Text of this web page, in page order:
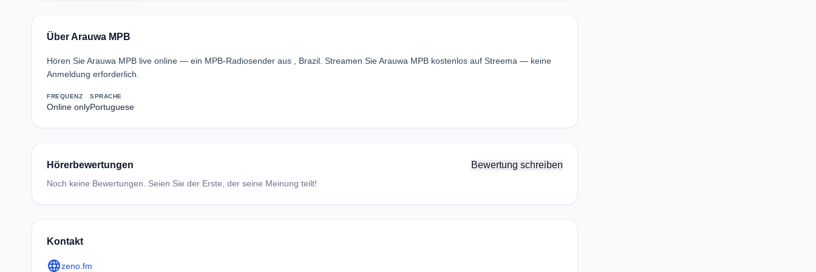
Über Arauwa MPB
Hören Sie Arauwa MPB live online — ein MPB-Radiosender aus , Brazil. Streamen Sie Arauwa MPB kostenlos auf Streema — keine
Anmeldung erforderlich.
FREQUENZ
Online only
SPRACHE
Portuguese
Hörerbewertungen Bewertung schreiben
Noch keine Bewertungen. Seien Sie der Erste, der seine Meinung teilt!
Kontakt
languagezeno.fm